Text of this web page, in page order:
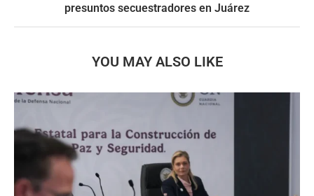
presuntos secuestradores en Juárez
YOU MAY ALSO LIKE